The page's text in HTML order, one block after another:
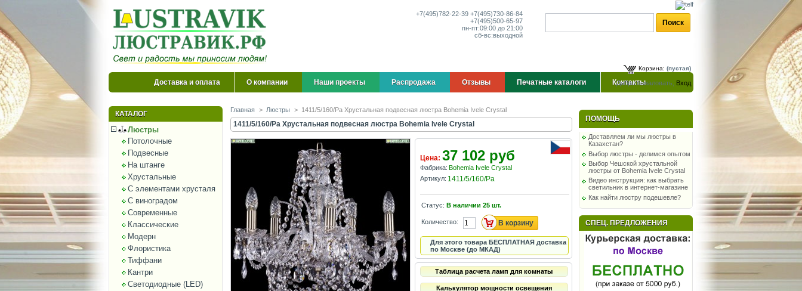
+7(495)782-22-39 +7(495)730-86-84
+7(495)500-65-97
пн-пт:09:00 до 21:00
сб-вс:выходной
Корзина: (пустая)
Добро пожаловать, Вход
Доставка и оплата О компании Наши проекты Распродажа Отзывы Печатные каталоги Контакты
КАТАЛОГ
Люстры
Потолочные
Подвесные
На штанге
Хрустальные
С элементами хрусталя
С виноградом
Современные
Классические
Модерн
Флористика
Тиффани
Кантри
Светодиодные (LED)
Главная > Люстры > 1411/5/160/Pa Хрустальная подвесная люстра Bohemia Ivele Crystal
1411/5/160/Pa Хрустальная подвесная люстра Bohemia Ivele Crystal
Цена: 37 102 руб
Фабрика: Bohemia Ivele Crystal
Артикул: 1411/5/160/Pa
Статус: В наличии 25 шт.
Количество:
Для этого товара БЕСПЛАТНАЯ доставка
по Москве (до МКАД)
Таблица расчета ламп для комнаты
Калькулятор мощности освещения
ПОМОЩЬ
Доставляем ли мы люстры в
Казахстан?
Выбор люстры - делимся опытом
Выбор Чешской хрустальной
люстры от Bohemia Ivele Crystal
Видео инструкция: как выбрать
светильник в интернет-магазине
Как найти люстру подешевле?
СПЕЦ. ПРЕДЛОЖЕНИЯ